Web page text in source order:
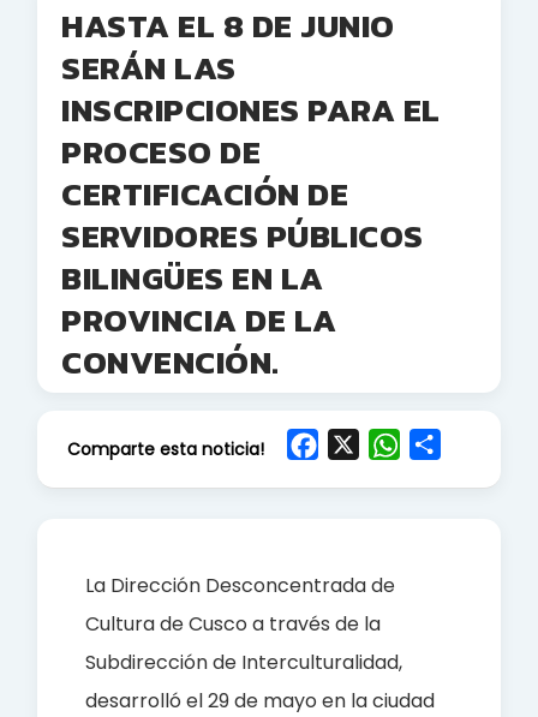
HASTA EL 8 DE JUNIO
SERÁN LAS
INSCRIPCIONES PARA EL
PROCESO DE
CERTIFICACIÓN DE
SERVIDORES PÚBLICOS
BILINGÜES EN LA
PROVINCIA DE LA
CONVENCIÓN.
Comparte esta noticia!
o
o
k
W
p
La Dirección Desconcentrada de
Cultura de Cusco a través de la
Subdirección de Interculturalidad,
desarrolló el 29 de mayo en la ciudad